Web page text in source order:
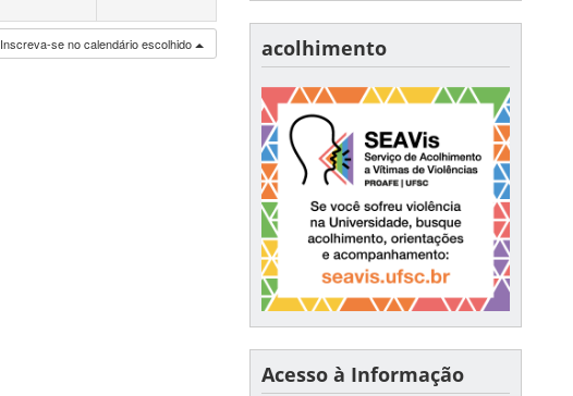
Inscreva-se no calendário escolhido acolhimento
Acesso à Informação